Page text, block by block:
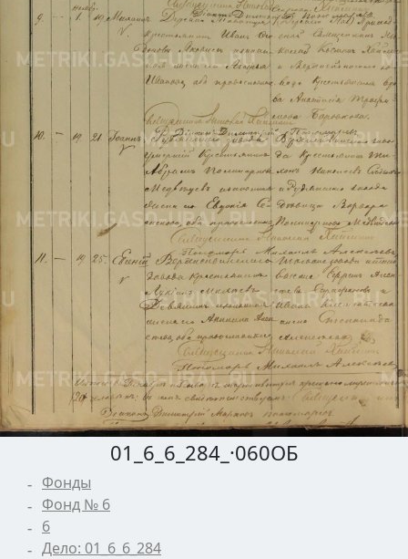
01_6_6_284_·060ОБ
Фонды
Фонд № 6
6
Дело: 01_6_6_284